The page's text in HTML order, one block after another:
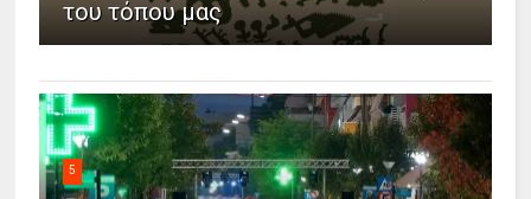
του τόπου μας
5